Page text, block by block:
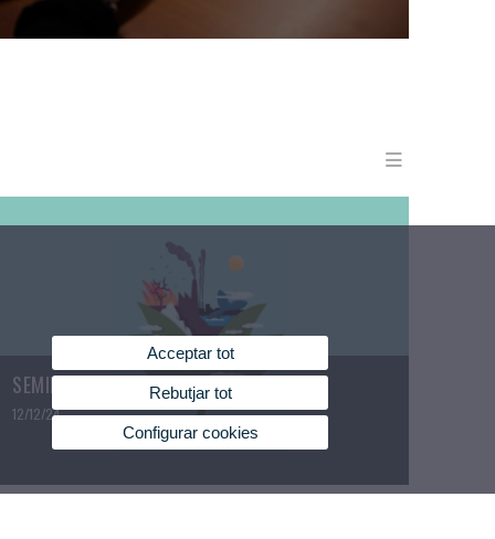
Menu
SEMINARI "CONTRA LA SOSTENIBILITAT"
12/12/24
Acceptar tot
Rebutjar tot
Configurar cookies